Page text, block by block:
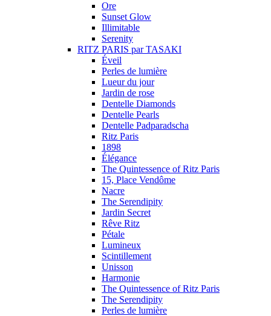
Ore
Sunset Glow
Illimitable
Serenity
RITZ PARIS par TASAKI
Éveil
Perles de lumière
Lueur du jour
Jardin de rose
Dentelle Diamonds
Dentelle Pearls
Dentelle Padparadscha
Ritz Paris
1898
Élégance
The Quintessence of Ritz Paris
15, Place Vendôme
Nacre
The Serendipity
Jardin Secret
Rêve Ritz
Pétale
Lumineux
Scintillement
Unisson
Harmonie
The Quintessence of Ritz Paris
The Serendipity
Perles de lumière